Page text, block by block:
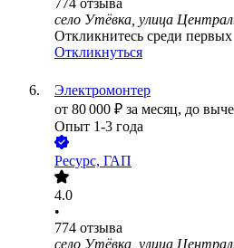
774 отзыва
село Утёвка, улица
Откликнитесь среди первых
Откликнуться
Электромонтер
от 80 000 ₽ за месяц, до
Опыт 1-3 года
Ресурс, ГАП
4.0
•
774 отзыва
село Утёвка, улица